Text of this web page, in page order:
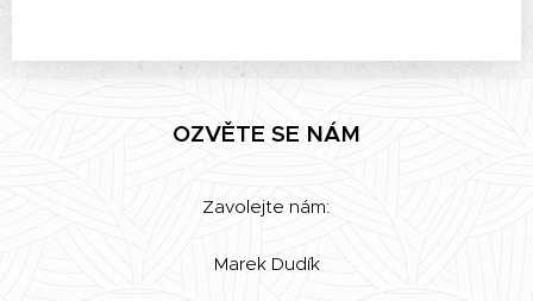
OZVĚTE SE NÁM
Zavolejte nám:
Marek Dudík